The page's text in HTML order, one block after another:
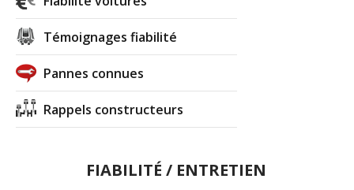
Témoignages fiabilité
Pannes connues
Rappels constructeurs
FIABILITÉ / ENTRETIEN